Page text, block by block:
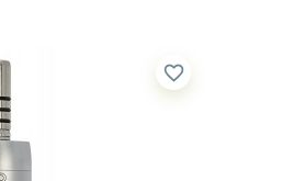
favorite_border